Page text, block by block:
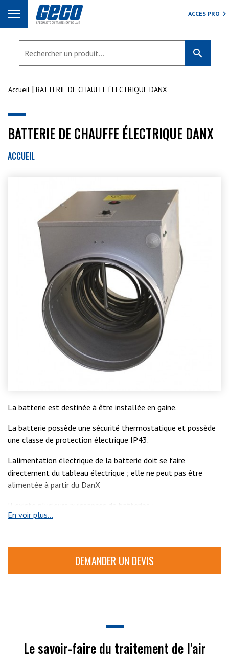
ACCÈS PRO
search
Accueil BATTERIE DE CHAUFFE ÉLECTRIQUE DANX
BATTERIE DE CHAUFFE ÉLECTRIQUE DANX
ACCUEIL
La batterie est destinée à être installée en gaine.
La batterie possède une sécurité thermostatique et possède
une classe de protection électrique IP43.
L’alimentation électrique de la batterie doit se faire
directement du tableau électrique ; elle ne peut pas être
alimentée à partir du DanX
Il existe plusieurs puissances de batteries :
- 4,5kW Ø315 3x400V
En voir plus...
DEMANDER UN DEVIS
Le savoir-faire du traitement de l'air